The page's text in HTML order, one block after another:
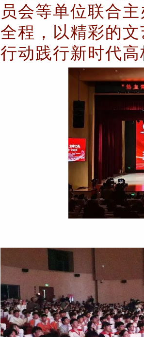
员会等单位联合
全程，以精彩的
行动践行新时代